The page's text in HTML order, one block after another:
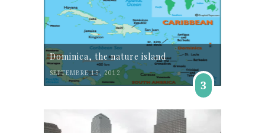
Dominica, the nature island
SEPTEMBRE 15, 2012
3